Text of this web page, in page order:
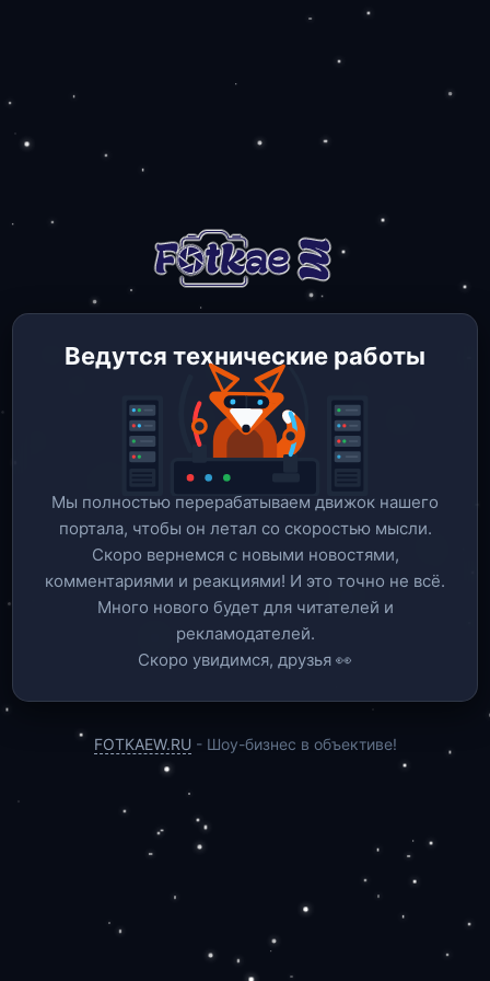
Ведутся технические работы
Мы полностью перерабатываем движок нашего
портала, чтобы он летал со скоростью мысли.
Скоро вернемся c новыми новостями,
комментариями и реакциями! И это точно не всё.
Много нового будет для читателей и
рекламодателей.
Скоро увидимся, друзья 👀
FOTKAEW.RU - Шоу-бизнес в объективе!